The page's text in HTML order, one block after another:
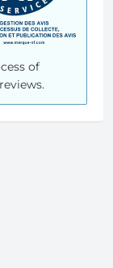
of